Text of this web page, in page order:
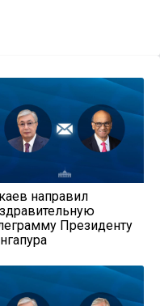
направил
Президенту